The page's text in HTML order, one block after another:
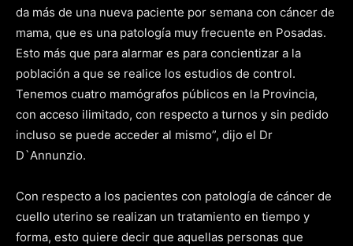
da más de una nueva paciente por semana con cáncer de
mama, que es una patología muy frecuente en Posadas.
Esto más que para alarmar es para concientizar a la
población a que se realice los estudios de control.
Tenemos cuatro mamógrafos públicos en la Provincia,
con acceso ilimitado, con respecto a turnos y sin pedido
incluso se puede acceder al mismo”, dijo el Dr
D`Annunzio.
Con respecto a los pacientes con patología de cáncer de
cuello uterino se realizan un tratamiento en tiempo y
forma, esto quiere decir que aquellas personas que